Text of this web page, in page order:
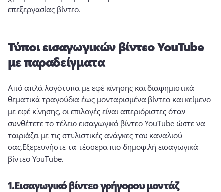
επεξεργασίας βίντεο.
Τύποι εισαγωγικών βίντεο YouTube
με παραδείγματα
Από απλά λογότυπα με εφέ κίνησης και διαφημιστικά
θεματικά τραγούδια έως μονταρισμένα βίντεο και κείμενο
με εφέ κίνησης, οι επιλογές είναι απεριόριστες όταν
συνθέτετε το τέλειο εισαγωγικό βίντεο YouTube ώστε να
ταιριάζει με τις στυλιστικές ανάγκες του καναλιού
σας.Εξερευνήστε τα τέσσερα πιο δημοφιλή εισαγωγικά
βίντεο YouTube.
1.Εισαγωγικό βίντεο γρήγορου μοντάζ